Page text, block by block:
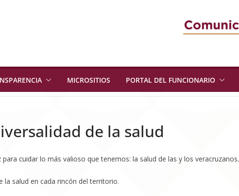
MICROSITIOS PORTAL DEL FUNCIONARIO
de la salud
cuidar lo más valioso que tenemos: la salud de las y los veracruzanos.
la salud en cada rincón del territorio.